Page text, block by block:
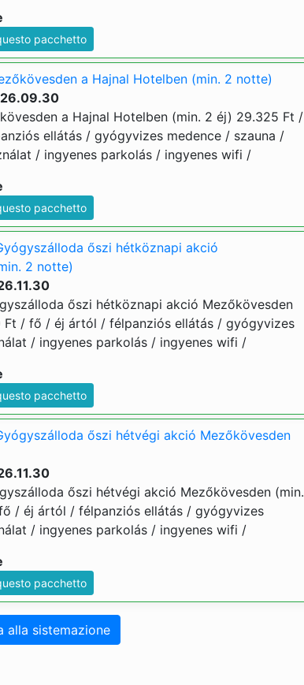
pacchetto
a Hajnal Hotelben (min. 2 notte)
a Hajnal Hotelben (min. 2 éj) 29.325 Ft /
ellátás / gyógyvizes medence / szauna /
/ ingyenes parkolás / ingyenes wifi /
pacchetto
őszi hétköznapi akció
2 notte)
őszi hétköznapi akció Mezőkövesden
Ft / fő / éj ártól / félpanziós ellátás / gyógyvizes
/ ingyenes parkolás / ingyenes wifi /
pacchetto
őszi hétvégi akció Mezőkövesden
őszi hétvégi akció Mezőkövesden (min.
/ éj ártól / félpanziós ellátás / gyógyvizes
/ ingyenes parkolás / ingyenes wifi /
pacchetto
alla sistemazione